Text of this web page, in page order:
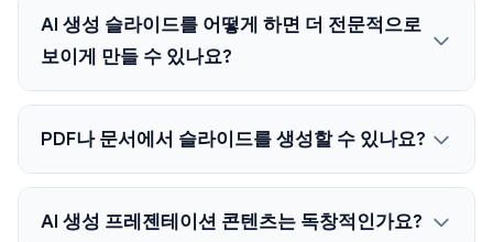
AI 생성 슬라이드를 어떻게 하면 더 전문적으로
보이게 만들 수 있나요?
PDF나 문서에서 슬라이드를 생성할 수 있나요?
AI 생성 프레젠테이션 콘텐츠는 독창적인가요?